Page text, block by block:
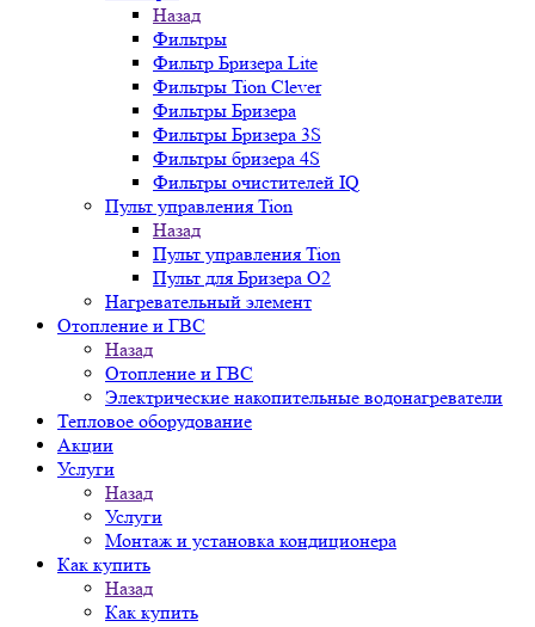
Назад
Фильтры
Фильтр Бризера Lite
Фильтры Tion Clever
Фильтры Бризера
Фильтры Бризера 3S
Фильтры бризера 4S
Фильтры очистителей IQ
Пульт управления Tion
Назад
Пульт управления Tion
Пульт для Бризера O2
Нагревательный элемент
Отопление и ГВС
Назад
Отопление и ГВС
Электрические накопительные водонагреватели
Тепловое оборудование
Акции
Услуги
Назад
Услуги
Монтаж и установка кондиционера
Как купить
Назад
Как купить